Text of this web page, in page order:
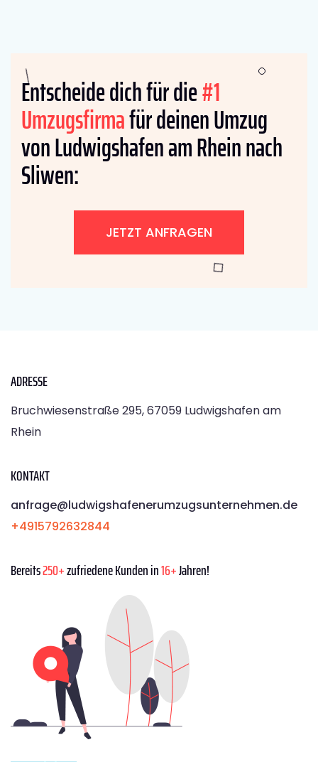
Entscheide dich für die#1
Umzugsfirmafür deinen Umzug
von Ludwigshafen am Rhein nach
Sliwen:
JETZT ANFRAGEN
ADRESSE
Bruchwiesenstraße 295, 67059 Ludwigshafen am
Rhein
KONTAKT
anfrage@ludwigshafenerumzugsunternehmen.de
+4915792632844
Bereits250+zufriedene Kunden in16+Jahren!